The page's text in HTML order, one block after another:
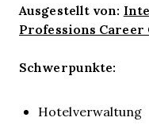
Ausgestellt von:
Professions Career
Schwerpunkte:
Hotelverwaltung